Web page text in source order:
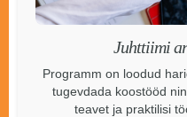
Juhttiimi
Programm on loodud
tugevdada koostööd
teavet ja praktilisi